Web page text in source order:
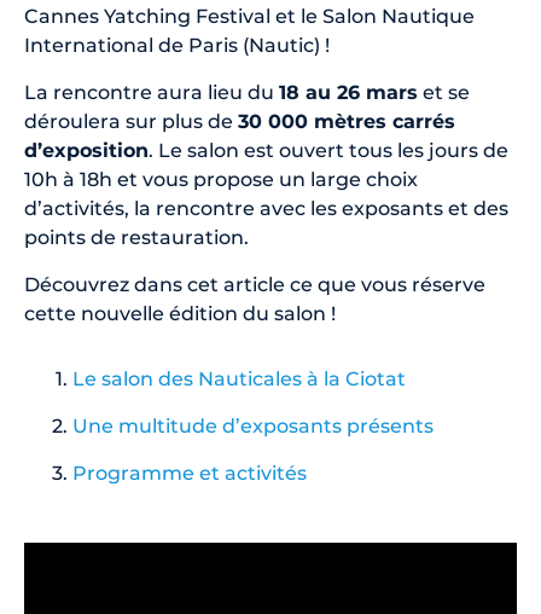
Cannes Yatching Festival et le Salon Nautique
International de Paris (Nautic) !
La rencontre aura lieu du 18 au 26 mars et se
déroulera sur plus de 30 000 mètres carrés
d’exposition. Le salon est ouvert tous les jours de
10h à 18h et vous propose un large choix
d’activités, la rencontre avec les exposants et des
points de restauration.
Découvrez dans cet article ce que vous réserve
cette nouvelle édition du salon !
Le salon des Nauticales à la Ciotat
Une multitude d’exposants présents
Programme et activités